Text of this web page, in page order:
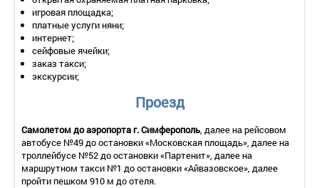
игровая площадка;
платные услуги няни;
интернет;
сейфовые ячейки;
заказ такси;
экскурсии;
Проезд
Самолетом до аэропортаг. Симферополь, далее на рейсовом
автобусе №49 до остановки «Московская площадь», далее на
троллейбусе №52 до остановки «Партенит», далее на
маршрутном такси №1 до остановки «Айвазовское», далее
пройти пешком 910 м до отеля.